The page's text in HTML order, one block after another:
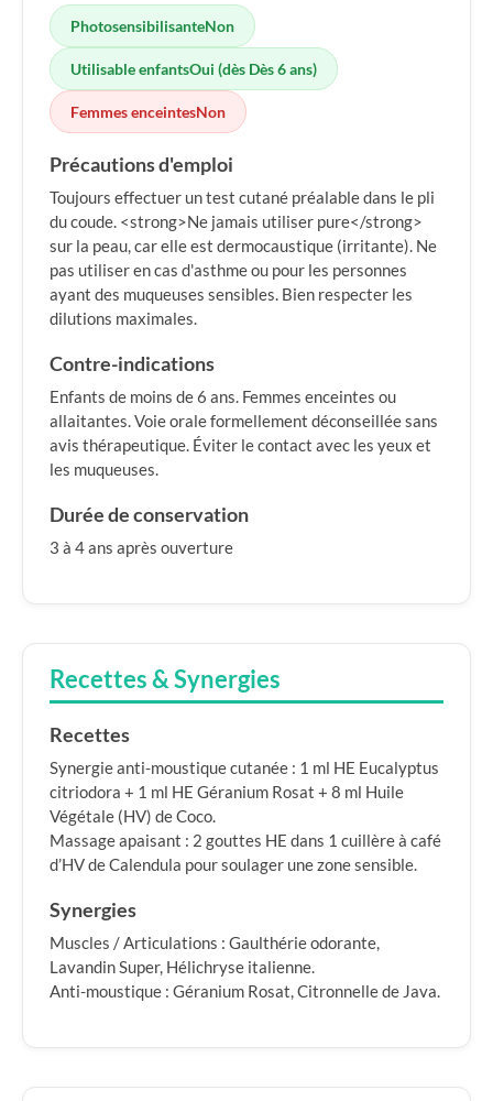
PhotosensibilisanteNon
Utilisable enfantsOui (dès Dès 6 ans)
Femmes enceintesNon
Précautions d'emploi
Toujours effectuer un test cutané préalable dans le pli
du coude. <strong>Ne jamais utiliser pure</strong>
sur la peau, car elle est dermocaustique (irritante). Ne
pas utiliser en cas d'asthme ou pour les personnes
ayant des muqueuses sensibles. Bien respecter les
dilutions maximales.
Contre-indications
Enfants de moins de 6 ans. Femmes enceintes ou
allaitantes. Voie orale formellement déconseillée sans
avis thérapeutique. Éviter le contact avec les yeux et
les muqueuses.
Durée de conservation
3 à 4 ans après ouverture
Recettes & Synergies
Recettes
Synergie anti-moustique cutanée : 1 ml HE Eucalyptus
citriodora + 1 ml HE Géranium Rosat + 8 ml Huile
Végétale (HV) de Coco.
Massage apaisant : 2 gouttes HE dans 1 cuillère à café
d’HV de Calendula pour soulager une zone sensible.
Synergies
Muscles / Articulations : Gaulthérie odorante,
Lavandin Super, Hélichryse italienne.
Anti-moustique : Géranium Rosat, Citronnelle de Java.